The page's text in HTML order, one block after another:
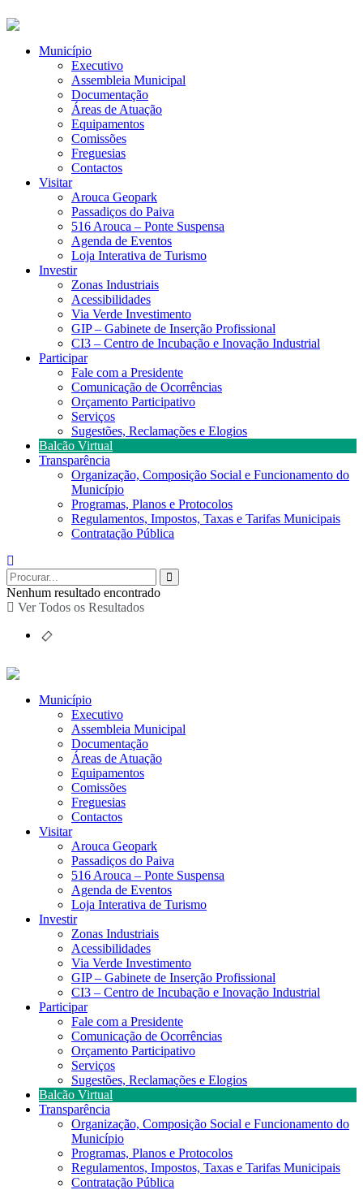
Município
Executivo
Assembleia Municipal
Documentação
Áreas de Atuação
Equipamentos
Comissões
Freguesias
Contactos
Visitar
Arouca Geopark
Passadiços do Paiva
516 Arouca – Ponte Suspensa
Agenda de Eventos
Loja Interativa de Turismo
Investir
Zonas Industriais
Acessibilidades
Via Verde Investimento
GIP – Gabinete de Inserção Profissional
CI3 – Centro de Incubação e Inovação Industrial
Participar
Fale com a Presidente
Comunicação de Ocorrências
Orçamento Participativo
Serviços
Sugestões, Reclamações e Elogios
Balcão Virtual
Transparência
Organização, Composição Social e Funcionamento do
Município
Programas, Planos e Protocolos
Regulamentos, Impostos, Taxas e Tarifas Municipais
Contratação Pública
Nenhum resultado encontrado
Ver Todos os Resultados
Município
Executivo
Assembleia Municipal
Documentação
Áreas de Atuação
Equipamentos
Comissões
Freguesias
Contactos
Visitar
Arouca Geopark
Passadiços do Paiva
516 Arouca – Ponte Suspensa
Agenda de Eventos
Loja Interativa de Turismo
Investir
Zonas Industriais
Acessibilidades
Via Verde Investimento
GIP – Gabinete de Inserção Profissional
CI3 – Centro de Incubação e Inovação Industrial
Participar
Fale com a Presidente
Comunicação de Ocorrências
Orçamento Participativo
Serviços
Sugestões, Reclamações e Elogios
Balcão Virtual
Transparência
Organização, Composição Social e Funcionamento do
Município
Programas, Planos e Protocolos
Regulamentos, Impostos, Taxas e Tarifas Municipais
Contratação Pública